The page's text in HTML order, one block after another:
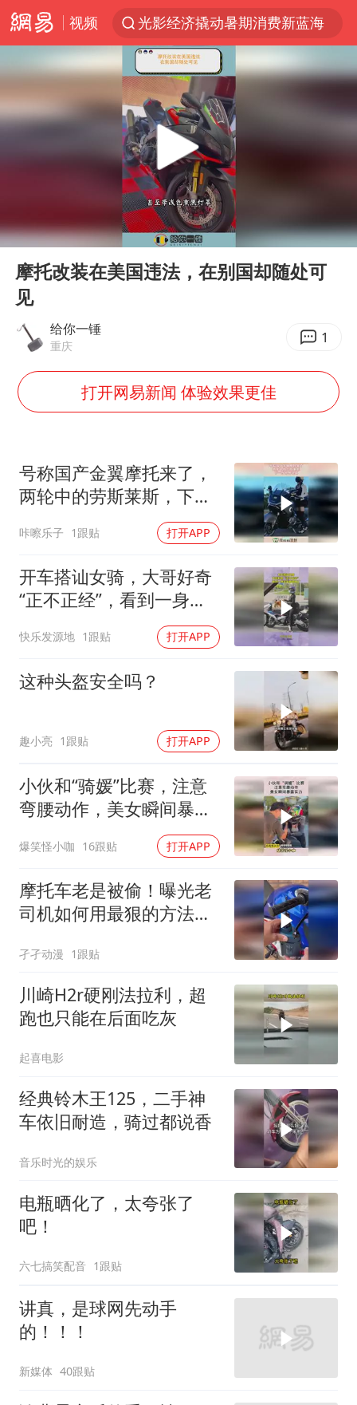
视频
光影经济撬动暑期消费新蓝海
浙江上海等地有大雨或暴雨
新疆优化调整景区内自驾服务费
上四休三，但降薪1000元，你接受吗？
黄金牛市回来了吗
情侣平潭拍日出坠崖1死1伤
白海豚将正面袭击贯穿浙江
微信又有新功能，你可以“撤回”你的撤回了！
“不怕六爷挂得多 就怕六爷挂一颗”
WTT瑞典大满贯女单签表出炉
36岁男演员成景区NPC后人气爆棚
乐享全民健身 共筑健康中国
Play
00:00 00:44
摩托改装在美国违法，在别国却随处可
见
给你一锤
重庆 1
打开网易新闻 体验效果更佳
号称国产金翼摩托来了，
两轮中的劳斯莱斯，下一
咔嚓乐子 1跟贴 打开APP
开车搭讪女骑，大哥好奇
“正不正经”，看到一身装
快乐发源地 1跟贴 打开APP
这种头盔安全吗？
趣小亮 1跟贴 打开APP
小伙和“骑媛”比赛，注意
弯腰动作，美女瞬间暴露
爆笑怪小咖 16跟贴 打开APP
摩托车老是被偷！曝光老
司机如何用最狠的方法锁
孑孑动漫 1跟贴
川崎H2r硬刚法拉利，超
跑也只能在后面吃灰
起喜电影
经典铃木王125，二手神
车依旧耐造，骑过都说香
音乐时光的娱乐
电瓶晒化了，太夸张了
吧！
六七搞笑配音 1跟贴
讲真，是球网先动手
的！！！
新媒体 40跟贴